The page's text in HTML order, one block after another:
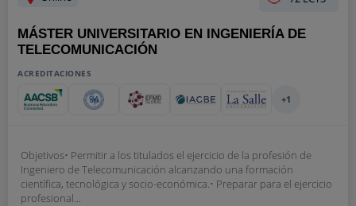
MÁSTER UNIVERSITARIO EN INGENIERÍA DE
TELECOMUNICACIÓN
ACREDITACIONES
+1
Objetivos• Permitir a los titulados el ejercicio de la profesión de
Ingeniero de Telecomunicación alcanzando una formación
científica, tecnológica y socio-económica.• Preparar para el ejercicio
profesional...